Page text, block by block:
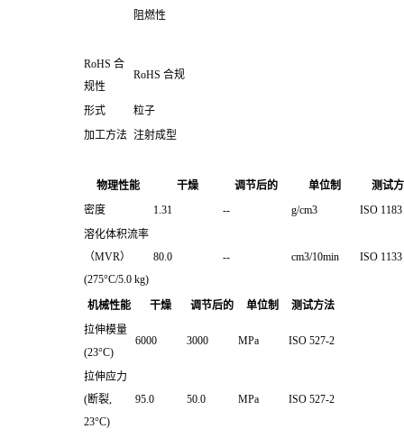
阻燃性
RoHS 合
规性
RoHS 合规
形式
粒子
加工方法 注射成型
物理性能 干燥 调节后的 单位制
测试
密度
1.31 -- g/cm3
ISO 1183
溶化体积流率
（MVR）
(275°C/5.0 kg)
80.0 -- cm3/10min ISO 1133
机械性能 干燥 调节后的 单位制
测试方法
拉伸模量
(23°C)
6000 3000 MPa ISO 527-2
拉伸应力
(断裂,
23°C)
95.0 50.0 MPa ISO 527-2